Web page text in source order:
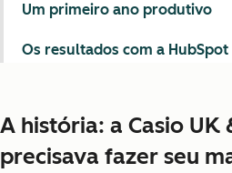
A história: a Casio UK
precisava fazer seu
Um primeiro ano produtivo
Os resultados com a HubSpot